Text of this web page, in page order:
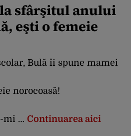
la sfârşitul anului
eşti o femeie
Bulă îi spune mamei
norocoasă!
mi … Continuarea aici